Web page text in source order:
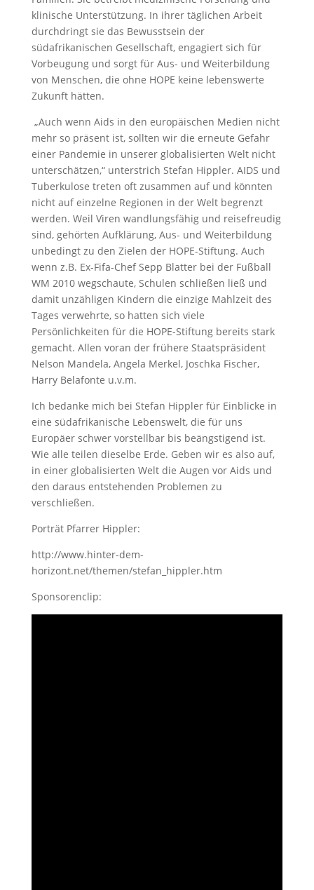
klinische Unterstützung. In ihrer täglichen Arbeit
durchdringt sie das Bewusstsein der
südafrikanischen Gesellschaft, engagiert sich für
Vorbeugung und sorgt für Aus- und Weiterbildung
von Menschen, die ohne HOPE keine lebenswerte
Zukunft hätten.
„Auch wenn Aids in den europäischen Medien nicht
mehr so präsent ist, sollten wir die erneute Gefahr
einer Pandemie in unserer globalisierten Welt nicht
unterschätzen,“ unterstrich Stefan Hippler. AIDS und
Tuberkulose treten oft zusammen auf und könnten
nicht auf einzelne Regionen in der Welt begrenzt
werden. Weil Viren wandlungsfähig und reisefreudig
sind, gehörten Aufklärung, Aus- und Weiterbildung
unbedingt zu den Zielen der HOPE-Stiftung. Auch
wenn z.B. Ex-Fifa-Chef Sepp Blatter bei der Fußball
WM 2010 wegschaute, Schulen schließen ließ und
damit unzähligen Kindern die einzige Mahlzeit des
Tages verwehrte, so hatten sich viele
Persönlichkeiten für die HOPE-Stiftung bereits stark
gemacht. Allen voran der frühere Staatspräsident
Nelson Mandela, Angela Merkel, Joschka Fischer,
Harry Belafonte u.v.m.
Ich bedanke mich bei Stefan Hippler für Einblicke in
eine südafrikanische Lebenswelt, die für uns
Europäer schwer vorstellbar bis beängstigend ist.
Wie alle teilen dieselbe Erde. Geben wir es also auf,
in einer globalisierten Welt die Augen vor Aids und
den daraus entstehenden Problemen zu
verschließen.
Porträt Pfarrer Hippler:
http://www.hinter-dem-
horizont.net/themen/stefan_hippler.htm
Sponsorenclip: